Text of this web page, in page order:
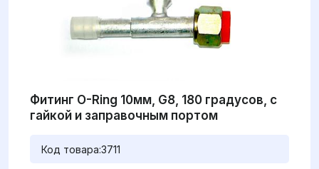
Фитинг O-Ring 10мм, G8, 180 градусов, с
гайкой и заправочным портом
Код товара:3711